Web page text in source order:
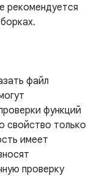
рекомендуется
файл
функций
свойство только
имеет
проверку